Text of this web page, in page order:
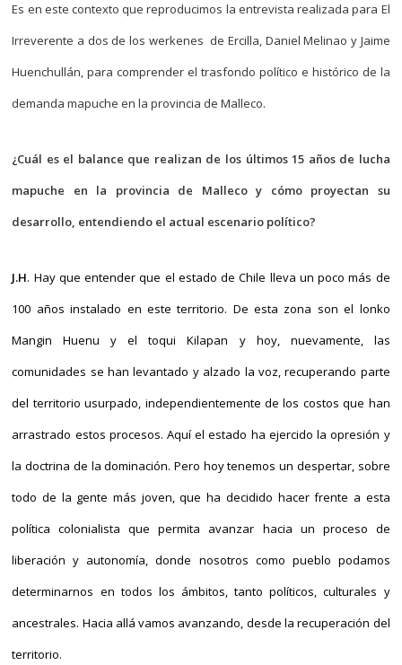
Es en este contexto que reproducimos la entrevista realizada para El
Irreverente a dos de los werkenes de Ercilla, Daniel Melinao y Jaime
Huenchullán, para comprender el trasfondo político e histórico de la
demanda mapuche en la provincia de Malleco.
¿Cuál es el balance que realizan de los últimos 15 años de lucha
mapuche en la provincia de Malleco y cómo proyectan su
desarrollo, entendiendo el actual escenario político?
J.H. Hay que entender que el estado de Chile lleva un poco más de
100 años instalado en este territorio. De esta zona son el lonko
Mangin Huenu y el toqui Kilapan y hoy, nuevamente, las
comunidades se han levantado y alzado la voz, recuperando parte
del territorio usurpado, independientemente de los costos que han
arrastrado estos procesos. Aquí el estado ha ejercido la opresión y
la doctrina de la dominación. Pero hoy tenemos un despertar, sobre
todo de la gente más joven, que ha decidido hacer frente a esta
política colonialista que permita avanzar hacia un proceso de
liberación y autonomía, donde nosotros como pueblo podamos
determinarnos en todos los ámbitos, tanto políticos, culturales y
ancestrales. Hacia allá vamos avanzando, desde la recuperación del
territorio.